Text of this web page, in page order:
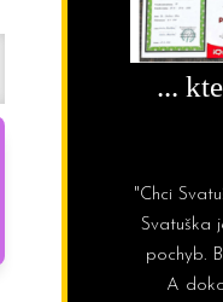
...
"Chci
Svatuška
pochyb.
A